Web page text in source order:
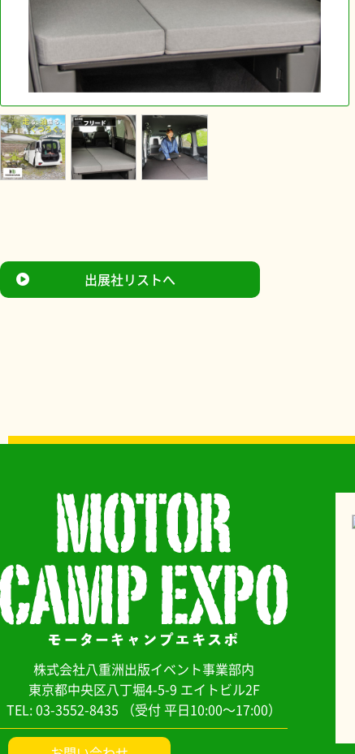
出展社リストへ
株式会社八重洲出版イベント事業部内
東京都中央区八丁堀4-5-9 エイトビル2F
TEL: 03-3552-8435 （受付 平日10:00～17:00）